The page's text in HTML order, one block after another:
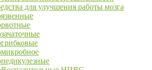
для улучшения работы мозга